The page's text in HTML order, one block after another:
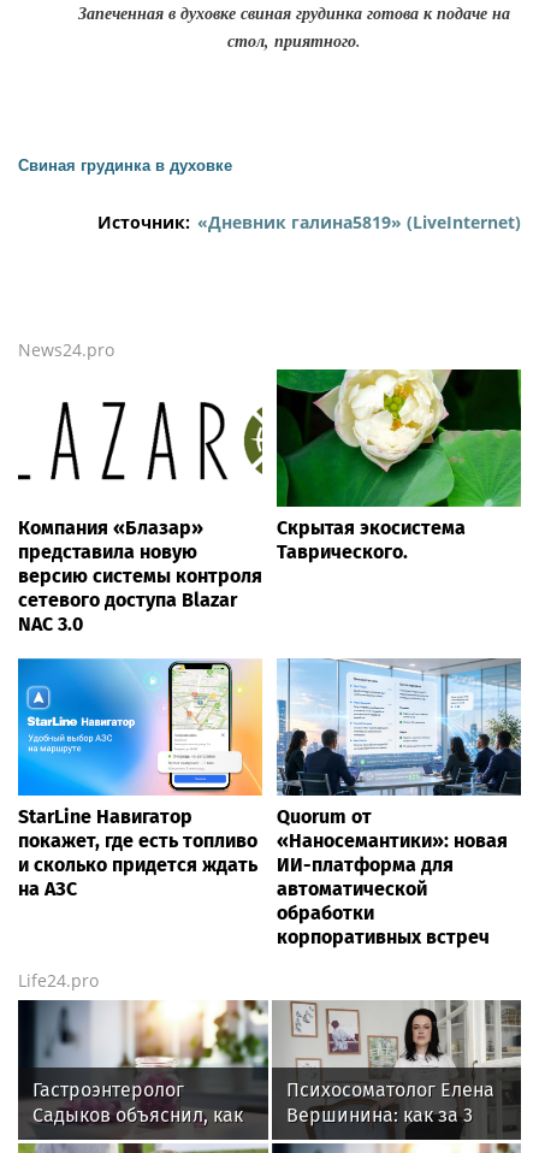
Запеченная в духовке свиная грудинка готова к подаче на
стол, приятного.
Свиная грудинка в духовке
Источник: «Дневник галина5819» (LiveInternet)
News24.pro
Компания «Блазар»
представила новую
версию системы контроля
сетевого доступа Blazar
NAC 3.0
Скрытая экосистема
Таврического.
StarLine Навигатор
покажет, где есть топливо
и сколько придется ждать
на АЗС
Quorum от
«Наносемантики»: новая
ИИ-платформа для
автоматической
обработки
корпоративных встреч
Life24.pro
Гастроэнтеролог
Садыков объяснил, как
сахар в рационе
Психосоматолог Елена
Вершинина: как за 3
минуты вернуть себе